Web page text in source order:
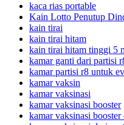
kaca rias portable
Kain Lotto Penutup
kain tirai
kain tirai hitam
kain tirai hitam tinggi 5
kamar ganti dari partisi
kamar partisi r8 untuk
kamar vaksin
kamar vaksinasi
kamar vaksinasi booster
kamar vaksinasi